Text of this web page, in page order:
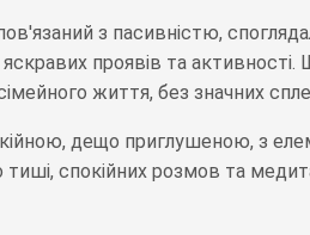
з пасивністю,
проявів та
життя, без значних
дещо приглушеною, з
спокійних розмов та